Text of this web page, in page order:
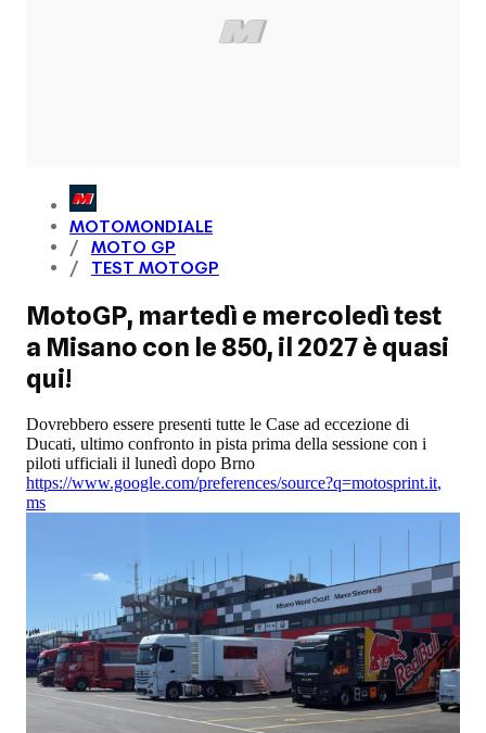
MOTOMONDIALE
MOTO GP
TEST MOTOGP
MotoGP, martedì e mercoledì test
a Misano con le 850, il 2027 è quasi
qui!
Dovrebbero essere presenti tutte le Case ad eccezione di
Ducati, ultimo confronto in pista prima della sessione con i
piloti ufficiali il lunedì dopo Brno
https://www.google.com/preferences/source?q=motosprint.it,
ms